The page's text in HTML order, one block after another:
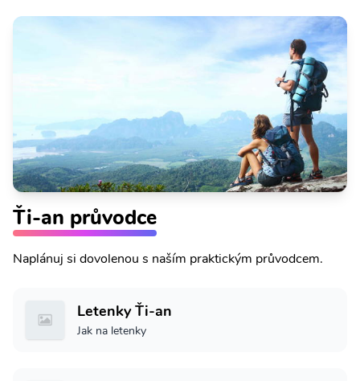
Ťi-an průvodce
Naplánuj si dovolenou s naším praktickým průvodcem.
Letenky Ťi-an
Jak na letenky